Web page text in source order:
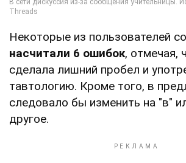
Некоторые из пользователей
насчитали 6 ошибок, отмечая,
сделала лишний пробел и
тавтологию. Кроме того, в
следовало бы изменить на "в"
другое.